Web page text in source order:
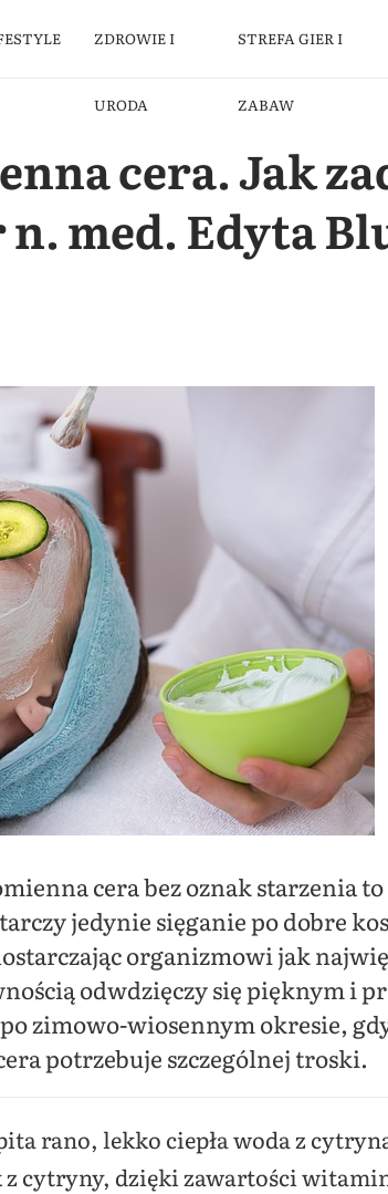
ZDROWIE I
URODA
STREFA GIER I
ZABAW
cera. Jak
med. Edyta
cera bez oznak starzenia
jedynie sięganie po dobre
organizmowi jak
odwdzięczy się pięknym i
po zimowo-wiosennym okresie,
potrzebuje szczególnej troski.
rano, lekko ciepła woda z
z cytryny, dzięki zawartości